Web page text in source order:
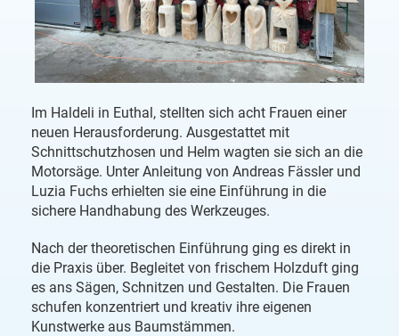
Im Haldeli in Euthal, stellten sich acht Frauen einer
neuen Herausforderung. Ausgestattet mit
Schnittschutzhosen und Helm wagten sie sich an die
Motorsäge. Unter Anleitung von Andreas Fässler und
Luzia Fuchs erhielten sie eine Einführung in die
sichere Handhabung des Werkzeuges.
Nach der theoretischen Einführung ging es direkt in
die Praxis über. Begleitet von frischem Holzduft ging
es ans Sägen, Schnitzen und Gestalten. Die Frauen
schufen konzentriert und kreativ ihre eigenen
Kunstwerke aus Baumstämmen.